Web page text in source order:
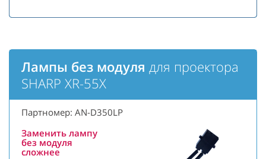
Лампы без модуля для проектора
SHARP XR-55X
Партномер: AN-D350LP
Заменить лампу
без модуля
сложнее